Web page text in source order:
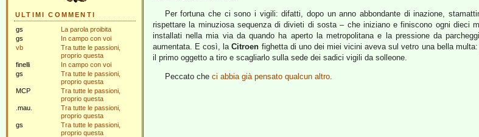
ULTIMI COMMENTI
gs
La parola proibita
gs
In campo con voi
vb
Tra tutte le passioni,
proprio questa
finelli
In campo con voi
gs
Tra tutte le passioni,
proprio questa
MCP
Tra tutte le passioni,
proprio questa
.mau.
Tra tutte le passioni,
proprio questa
gs
Tra tutte le passioni,
proprio questa
Per fortuna che ci sono i vigili: difatti, dopo un anno abbondante di inazione,
rispettare la minuziosa sequenza di divieti di sosta – che iniziano e finiscono ogni dieci
installati nella mia via da quando ha aperto la metropolitana e la pressione da
aumentata. E così, laCitroen fighetta di uno dei miei vicini aveva sul vetro una bella
il primo oggetto a tiro e scagliarlo sulla sede dei sadici vigili da solleone.
Peccato che ci abbia già pensato qualcun altro.